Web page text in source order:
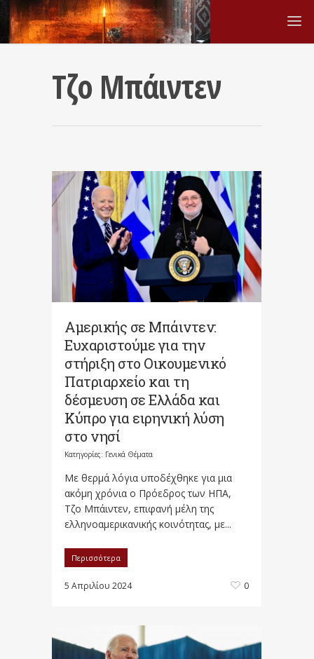
Τζο Μπάιντεν
Αμερικής σε Μπάιντεν:
Ευχαριστούμε για την
στήριξη στο Οικουμενικό
Πατριαρχείο και τη
δέσμευση σε Ελλάδα και
Κύπρο για ειρηνική λύση
στο νησί
Κατηγορίες: Γενικά Θέματα
Με θερμά λόγια υποδέχθηκε για μια
ακόμη χρόνια ο Πρόεδρος των ΗΠΑ,
Τζο Μπάιντεν, επιφανή μέλη της
ελληνοαμερικανικής κοινότητας, με...
Περισσότερα
5 Απριλίου 2024 0